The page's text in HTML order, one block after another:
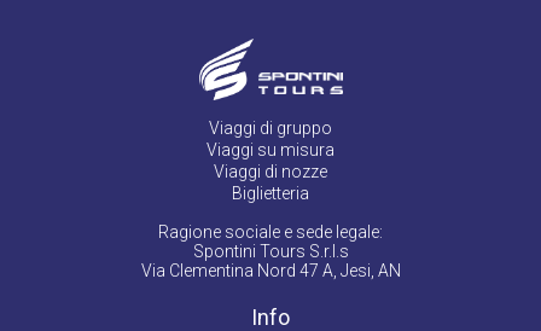
Viaggi di gruppo
Viaggi su misura
Viaggi di nozze
Biglietteria
Ragione sociale e sede legale:
Spontini Tours S.r.l.s
Via Clementina Nord 47 A, Jesi, AN
Info